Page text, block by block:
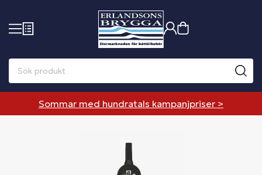
Sommar med hundratals kampanjpriser >